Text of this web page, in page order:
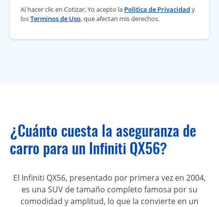
Al hacer clic en Cotizar, Yo acepto la Politica de Privacidad y
losTerminos de Uso, que afectan mis derechos.
¿Cuánto cuesta la aseguranza de
carro para un Infiniti QX56?
El Infiniti QX56, presentado por primera vez en 2004,
es una SUV de tamaño completo famosa por su
comodidad y amplitud, lo que la convierte en un